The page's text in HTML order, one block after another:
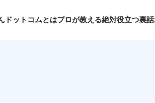
ドットコムとはプロが教える絶対役立つ裏話